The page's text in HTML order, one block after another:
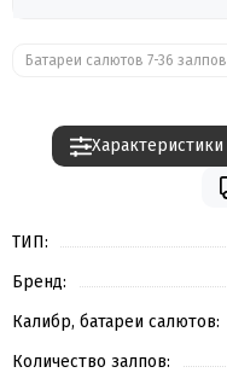
Батареи салютов 7-36 залпов
Характеристики
ТИП:
Бренд:
Калибр, батареи салютов:
Количество залпов: